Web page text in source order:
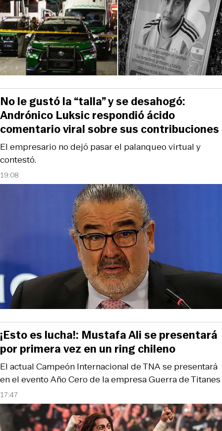
19:08
El empresario no dejó pasar el palanqueo virtual y
contestó.
No le gustó la “talla” y se desahogó:
Andrónico Luksic respondió ácido
comentario viral sobre sus contribuciones
17:47
El actual Campeón Internacional de TNA se presentará
en el evento Año Cero de la empresa Guerra de Titanes
¡Esto es lucha!: Mustafa Ali se presentará
por primera vez en un ring chileno